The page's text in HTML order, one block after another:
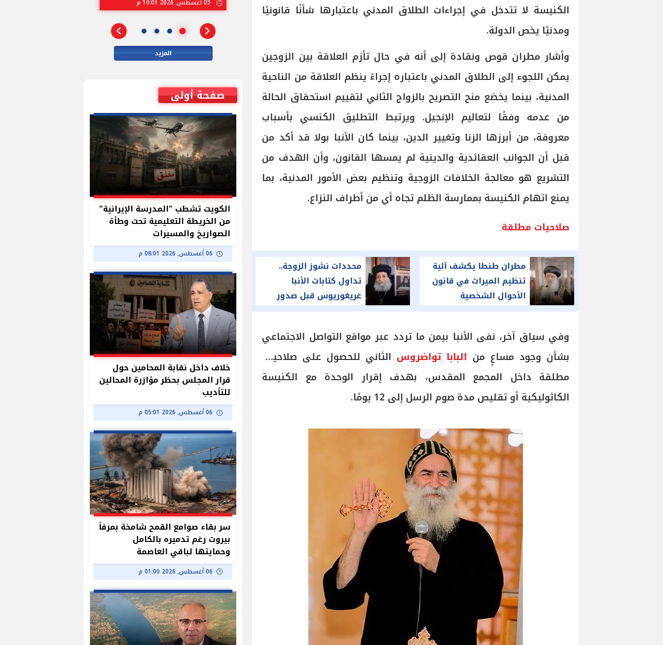
الكنيسة لا تتدخل في إجراءات الطلاق المدني باعتبارها شأنًا قانونيًا
ومدنيًا يخص الدولة.
وأشار مطران قوص ونقادة إلى أنه في حال تأزم العلاقة بين الزوجين
يمكن اللجوء إلى الطلاق المدني باعتباره إجراءً ينظم العلاقة من الناحية
المدنية، بينما يخضع منح التصريح بالزواج الثاني لتقييم استحقاق الحالة
من عدمه وفقًا لتعاليم الإنجيل. ويرتبط التطليق الكنسي بأسباب
معروفة، من أبرزها الزنا وتغيير الدين، بينما كان الأنبا بولا قد أكد من
قبل أن الجوانب العقائدية والدينية لم يمسها القانون، وأن الهدف من
التشريع هو معالجة الخلافات الزوجية وتنظيم بعض الأمور المدنية، بما
يمنع اتهام الكنيسة بممارسة الظلم تجاه أي من أطراف النزاع.
صلاحيات مطلقة
مطران طنطا يكشف آلية
تنظيم الميراث في قانون
الأحوال الشخصية
للمسيحيين الجديد
محددات نشوز الزوجة..
تداول كتابات الأنبا
غريغوريوس قبل صدور
قانون الأحوال الشخصية
وفي سياق آخر، نفى الأنبا بيمن ما تردد عبر مواقع التواصل الاجتماعي
بشأن وجود مساعٍ من البابا تواضروس الثاني للحصول على صلاحيات
مطلقة داخل المجمع المقدس، بهدف إقرار الوحدة مع الكنيسة
الكاثوليكية أو تقليص مدة صوم الرسل إلى 12 يومًا.
المزيد
صفحة أولى
الكويت تشطب "المدرسة الإيرانية"
من الخريطة التعليمية تحت وطأة
الصواريخ والمسيرات
06 أغسطس, 2026 08:01 م
خلاف داخل نقابة المحامين حول
قرار المجلس بحظر مؤازرة المحالين
للتأديب
06 أغسطس, 2026 05:01 م
سر بقاء صوامع القمح شامخة بمرفأ
بيروت رغم تدميره بالكامل
وحمايتها لباقي العاصمة
06 أغسطس, 2026 01:00 م